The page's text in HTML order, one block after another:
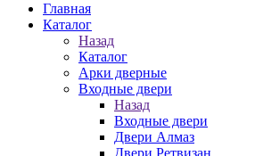
Главная
Каталог
Назад
Каталог
Арки дверные
Входные двери
Назад
Входные двери
Двери Алмаз
Двери Ретвизан